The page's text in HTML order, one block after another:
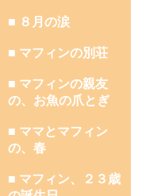
■ ８月の涙
■ マフィンの別荘
■ マフィンの親友
の、お魚の爪とぎ
■ ママとマフィン
の、春
■ マフィン、２３歳